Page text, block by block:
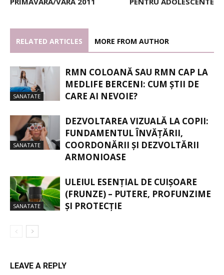
RELATED ARTICLES MORE FROM AUTHOR
SANATATE
RMN COLOANĂ SAU RMN CAP LA
MEDLIFE BERCENI: CUM ȘTII DE
CARE AI NEVOIE?
SANATATE
DEZVOLTAREA VIZUALĂ LA COPII:
FUNDAMENTUL ÎNVĂȚĂRII,
COORDONĂRII ȘI DEZVOLTĂRII
ARMONIOASE
SANATATE
ULEIUL ESENȚIAL DE CUIȘOARE
(FRUNZE) – PUTERE, PROFUNZIME
ȘI PROTECȚIE
LEAVE A REPLY